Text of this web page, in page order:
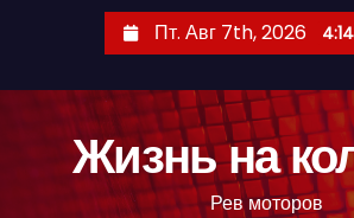
Пт. Авг 7th, 2026
Жизнь на
Рев моторов